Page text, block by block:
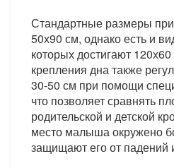
Стандартные размеры
50х90 см, однако есть и
которых достигают
крепления дна также
30-50 см при помощи
что позволяет сравнять
родительской и детской
место малыша окружено
защищают его от падений